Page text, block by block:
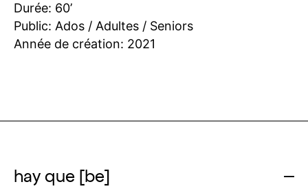
Durée: 60’
Public: Ados / Adultes / Seniors
Année de création: 2021
hay que [be]